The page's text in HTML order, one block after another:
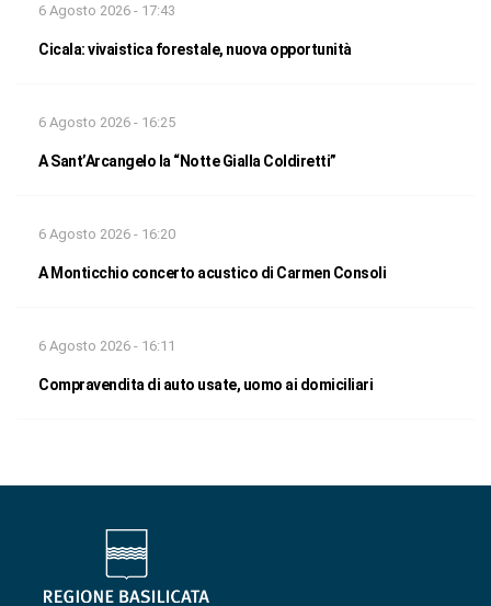
6 Agosto 2026 - 17:43
Cicala: vivaistica forestale, nuova opportunità
6 Agosto 2026 - 16:25
A Sant’Arcangelo la “Notte Gialla Coldiretti”
6 Agosto 2026 - 16:20
A Monticchio concerto acustico di Carmen Consoli
6 Agosto 2026 - 16:11
Compravendita di auto usate, uomo ai domiciliari